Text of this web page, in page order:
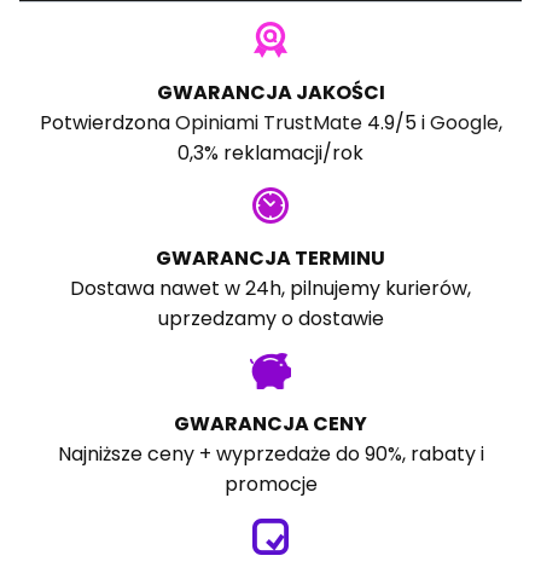
GWARANCJA JAKOŚCI
PotwierdzonaOpiniami TrustMate4.9/5 iGoogle,
0,3% reklamacji/rok
GWARANCJA TERMINU
Dostawa nawet w 24h, pilnujemy kurierów,
uprzedzamy o dostawie
GWARANCJA CENY
Najniższe ceny + wyprzedaże do 90%, rabaty i
promocje